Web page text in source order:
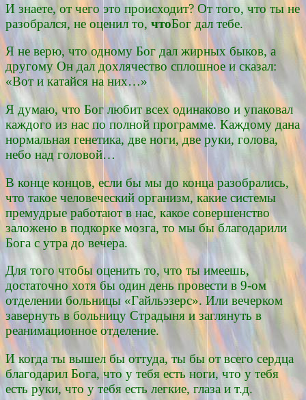
И знаете, от чего это происходит? От того, что ты не
разобрался, не оценил то, чтоБог дал тебе.
Я не верю, что одному Бог дал жирных быков, а
другому Он дал дохлячество сплошное и сказал:
«Вот и катайся на них…»
Я думаю, что Бог любит всех одинаково и упаковал
каждого из нас по полной программе. Каждому дана
нормальная генетика, две ноги, две руки, голова,
небо над головой…
В конце концов, если бы мы до конца разобрались,
что такое человеческий организм, какие системы
премудрые работают в нас, какое совершенство
заложено в подкорке мозга, то мы бы благодарили
Бога с утра до вечера.
Для того чтобы оценить то, что ты имеешь,
достаточно хотя бы один день провести в 9-ом
отделении больницы «Гайльэзерс». Или вечерком
завернуть в больницу Страдыня и заглянуть в
реанимационное отделение.
И когда ты вышел бы оттуда, ты бы от всего сердца
благодарил Бога, что у тебя есть ноги, что у тебя
есть руки, что у тебя есть легкие, глаза и т.д.